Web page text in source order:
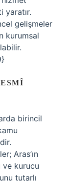
yaratır.
gelişmeler
kurumsal
birincil
Aras’ın
ve kurucu
tutarlı